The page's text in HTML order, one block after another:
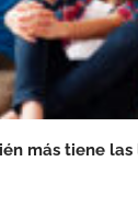
más tiene